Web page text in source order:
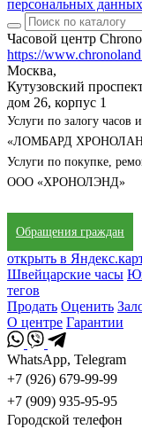
персональных данных
Часовой центр
https://
Москва,
Кутузовский
дом 26, корпус 1
Услуги по залогу
«ЛОМБАРД
Услуги по покупке,
ООО «ХРОНОЛЭНД»
Обращения граждан
открыть в
Швейцарские часы
тегов
Продать Оценить
О центре Гарантии
WhatsApp, Telegram
+7 (926) 679-99-99
+7 (909) 935-95-95
Городской телефон